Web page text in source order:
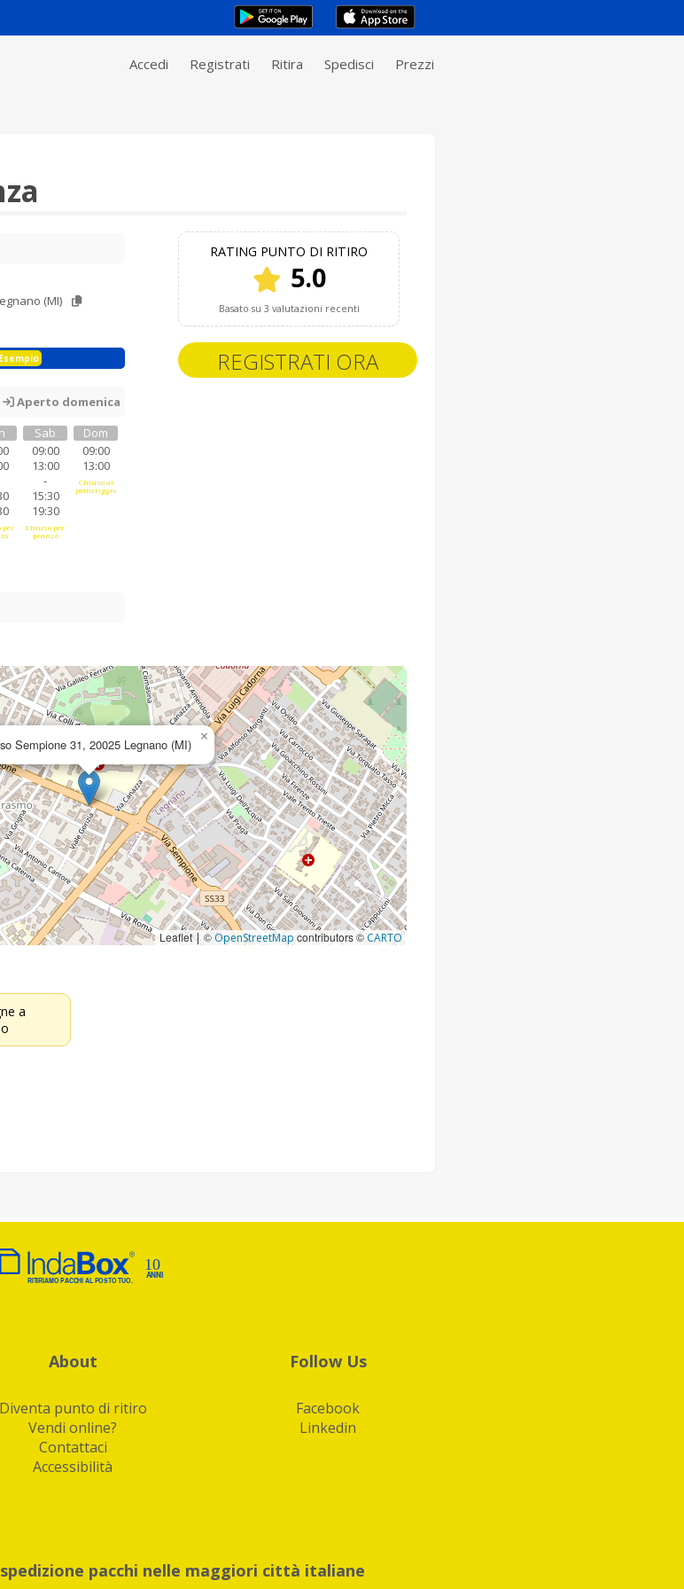
Accedi Registrati Ritira Spedisci Prezzi
REGISTRATI ORA
(MI)
Esempio
Aperto domenica
per
Sab
09:00
13:00
-
15:30
19:30
Chiuso per
pranzo
Dom
09:00
13:00
Chiuso al
pomeriggio
RATING PUNTO DI RITIRO
5.0
Basato su 3 valutazioni recenti
Sempione 31, 20025 Legnano (MI) ×
Leaflet|©OpenStreetMap contributors ©CARTO
a
About
Diventa punto di ritiro
Vendi online?
Contattaci
Accessibilità
Follow Us
Facebook
Linkedin
pacchi nelle maggiori città italiane